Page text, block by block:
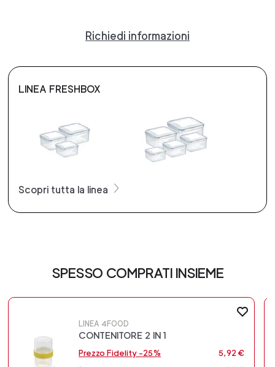
Richiedi informazioni
LINEA FRESHBOX
Scopri tutta la linea
SPESSO COMPRATI INSIEME
LINEA 4FOOD
CONTENITORE 2 IN 1
Prezzo Fidelity -25%
5,92 €